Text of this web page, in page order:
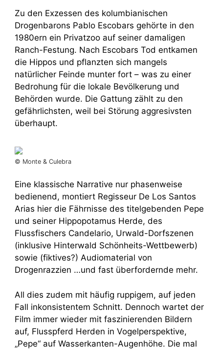
Zu den Exzessen des kolumbianischen
Drogenbarons Pablo Escobars gehörte in den
1980ern ein Privatzoo auf seiner damaligen
Ranch-Festung. Nach Escobars Tod entkamen
die Hippos und pflanzten sich mangels
natürlicher Feinde munter fort – was zu einer
Bedrohung für die lokale Bevölkerung und
Behörden wurde. Die Gattung zählt zu den
gefährlichsten, weil bei Störung aggresivsten
überhaupt.
© Monte & Culebra
Eine klassische Narrative nur phasenweise
bedienend, montiert Regisseur De Los Santos
Arias hier die Fährnisse des titelgebenden Pepe
und seiner Hippopotamus Herde, des
Flussfischers Candelario, Urwald-Dorfszenen
(inklusive Hinterwald Schönheits-Wettbewerb)
sowie (fiktives?) Audiomaterial von
Drogenrazzien …und fast überfordernde mehr.
All dies zudem mit häufig ruppigem, auf jeden
Fall inkonsistentem Schnitt. Dennoch wartet der
Film immer wieder mit faszinierenden Bildern
auf, Flusspferd Herden in Vogelperspektive,
„Pepe“ auf Wasserkanten-Augenhöhe. Die mal